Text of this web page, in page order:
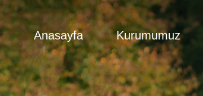
Anasayfa Kurumumuz